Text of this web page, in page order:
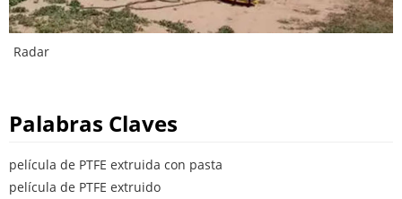
Radar
Palabras Claves
película de PTFE extruida con pasta
película de PTFE extruido